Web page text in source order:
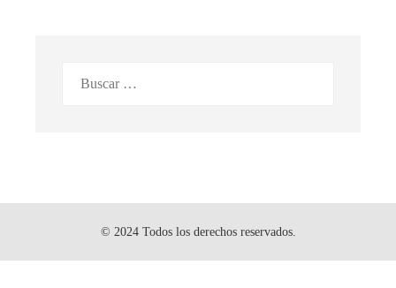
© 2024 Todos los derechos reservados.